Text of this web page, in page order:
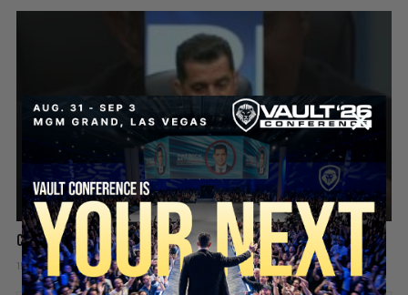
Controlan Estos Drones Desde Ucrania
15 hours ago Add comment Valuetainment Media